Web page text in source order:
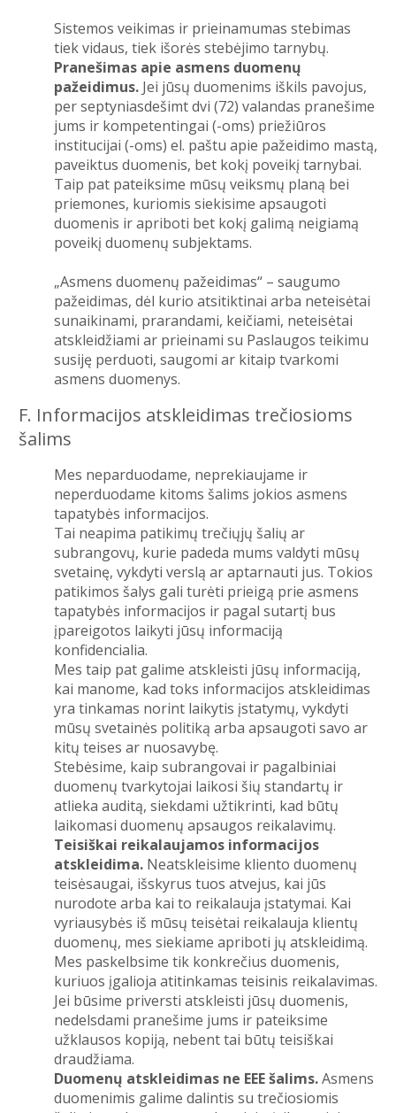
Sistemos veikimas ir prieinamumas stebimas
tiek vidaus, tiek išorės stebėjimo tarnybų.
Pranešimas apie asmens duomenų
pažeidimus. Jei jūsų duomenims iškils pavojus,
per septyniasdešimt dvi (72) valandas pranešime
jums ir kompetentingai (-oms) priežiūros
institucijai (-oms) el. paštu apie pažeidimo mastą,
paveiktus duomenis, bet kokį poveikį tarnybai.
Taip pat pateiksime mūsų veiksmų planą bei
priemones, kuriomis siekisime apsaugoti
duomenis ir apriboti bet kokį galimą neigiamą
poveikį duomenų subjektams.
„Asmens duomenų pažeidimas“ – saugumo
pažeidimas, dėl kurio atsitiktinai arba neteisėtai
sunaikinami, prarandami, keičiami, neteisėtai
atskleidžiami ar prieinami su Paslaugos teikimu
susiję perduoti, saugomi ar kitaip tvarkomi
asmens duomenys.
F. Informacijos atskleidimas trečiosioms
šalims
Mes neparduodame, neprekiaujame ir
neperduodame kitoms šalims jokios asmens
tapatybės informacijos.
Tai neapima patikimų trečiųjų šalių ar
subrangovų, kurie padeda mums valdyti mūsų
svetainę, vykdyti verslą ar aptarnauti jus. Tokios
patikimos šalys gali turėti prieigą prie asmens
tapatybės informacijos ir pagal sutartį bus
įpareigotos laikyti jūsų informaciją
konfidencialia.
Mes taip pat galime atskleisti jūsų informaciją,
kai manome, kad toks informacijos atskleidimas
yra tinkamas norint laikytis įstatymų, vykdyti
mūsų svetainės politiką arba apsaugoti savo ar
kitų teises ar nuosavybę.
Stebėsime, kaip subrangovai ir pagalbiniai
duomenų tvarkytojai laikosi šių standartų ir
atlieka auditą, siekdami užtikrinti, kad būtų
laikomasi duomenų apsaugos reikalavimų.
Teisiškai reikalaujamos informacijos
atskleidima. Neatskleisime kliento duomenų
teisėsaugai, išskyrus tuos atvejus, kai jūs
nurodote arba kai to reikalauja įstatymai. Kai
vyriausybės iš mūsų teisėtai reikalauja klientų
duomenų, mes siekiame apriboti jų atskleidimą.
Mes paskelbsime tik konkrečius duomenis,
kuriuos įgalioja atitinkamas teisinis reikalavimas.
Jei būsime priversti atskleisti jūsų duomenis,
nedelsdami pranešime jums ir pateiksime
užklausos kopiją, nebent tai būtų teisiškai
draudžiama.
Duomenų atskleidimas ne EEE šalims.Asmens
duomenimis galime dalintis su trečiosiomis